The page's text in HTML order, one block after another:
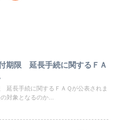
期限 延長手続に関するＦＡ
延長手続に関するＦＡＱが公表されま
対象となるのか...